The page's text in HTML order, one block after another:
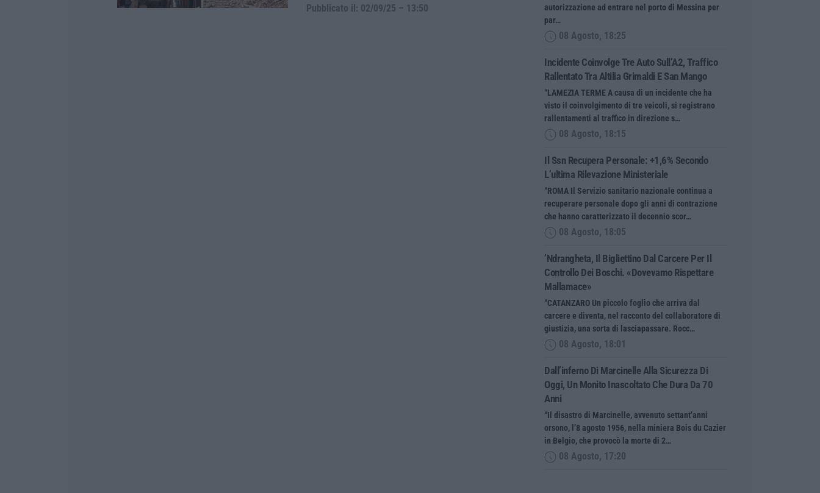
Pubblicato il: 02/09/25 – 13:50
autorizzazione ad entrare nel porto di Messina per
par…
08 Agosto, 18:25
Incidente Coinvolge Tre Auto Sull’A2, Traffico
Rallentato Tra Altilia Grimaldi E San Mango
“LAMEZIA TERME A causa di un incidente che ha
visto il coinvolgimento di tre veicoli, si registrano
rallentamenti al traffico in direzione s…
08 Agosto, 18:15
Il Ssn Recupera Personale: +1,6% Secondo
L’ultima Rilevazione Ministeriale
“ROMA Il Servizio sanitario nazionale continua a
recuperare personale dopo gli anni di contrazione
che hanno caratterizzato il decennio scor…
08 Agosto, 18:05
’Ndrangheta, Il Bigliettino Dal Carcere Per Il
Controllo Dei Boschi. «Dovevamo Rispettare
Mallamace»
“CATANZARO Un piccolo foglio che arriva dal
carcere e diventa, nel racconto del collaboratore di
giustizia, una sorta di lasciapassare. Rocc…
08 Agosto, 18:01
Dall’inferno Di Marcinelle Alla Sicurezza Di
Oggi, Un Monito Inascoltato Che Dura Da 70
Anni
“Il disastro di Marcinelle, avvenuto settant’anni
orsono, l’8 agosto 1956, nella miniera Bois du Cazier
in Belgio, che provocò la morte di 2…
08 Agosto, 17:20